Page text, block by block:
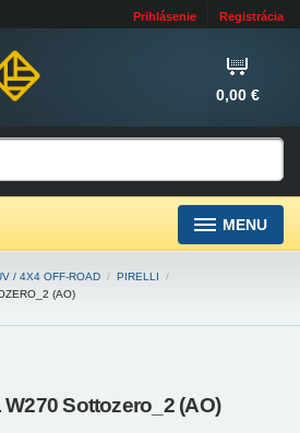
Prihlásenie Registrácia
0,00 €
MENU
/ 4X4 OFF-ROAD / PIRELLI
/
(AO)
Sottozero_2 (AO)